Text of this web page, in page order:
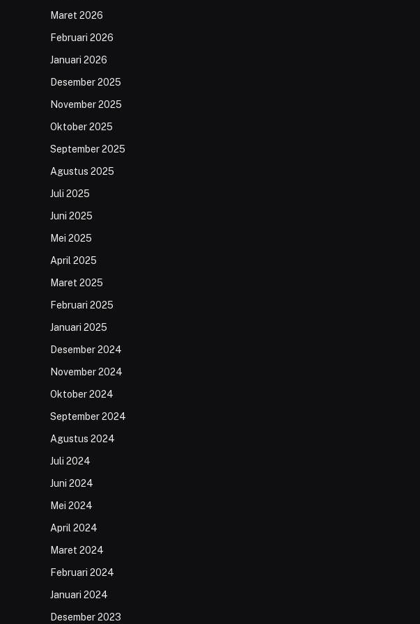
Maret 2026
Februari 2026
Januari 2026
Desember 2025
November 2025
Oktober 2025
September 2025
Agustus 2025
Juli 2025
Juni 2025
Mei 2025
April 2025
Maret 2025
Februari 2025
Januari 2025
Desember 2024
November 2024
Oktober 2024
September 2024
Agustus 2024
Juli 2024
Juni 2024
Mei 2024
April 2024
Maret 2024
Februari 2024
Januari 2024
Desember 2023